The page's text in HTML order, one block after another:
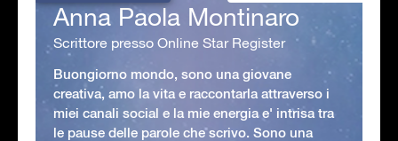
Anna Paola Montinaro
Scrittore presso Online Star Register
Buongiorno mondo, sono una giovane
creativa, amo la vita e raccontarla attraverso i
miei canali social e la mie energia e' intrisa tra
le pause delle parole che scrivo. Sono una